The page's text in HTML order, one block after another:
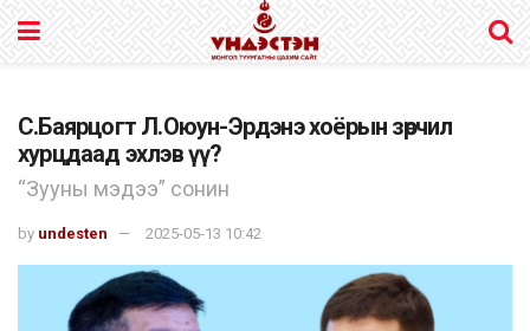
С.Баярцогт Л.Оюун-Эрдэнэ хоёрын зөрчил
хурцдаад эхлэв үү?
“Зууны мэдээ” сонин
by undesten 2025-05-13 10:42